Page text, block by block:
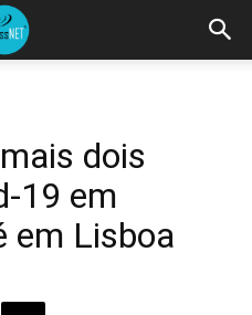
dois
19 em
em Lisboa